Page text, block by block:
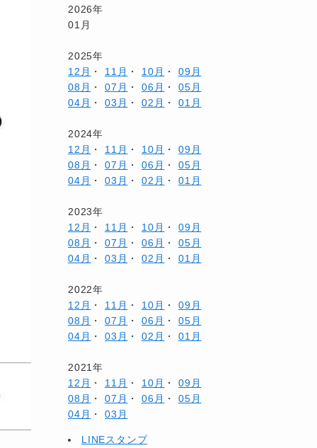
2026年
01月
2025年
12月 ・ 11月 ・ 10月 ・09月
08月 ・07月 ・06月 ・05月
04月 ・03月 ・02月 ・01月
2024年
12月 ・ 11月 ・ 10月 ・09月
08月 ・07月 ・06月 ・05月
04月 ・03月 ・02月 ・01月
2023年
12月 ・ 11月 ・ 10月 ・09月
08月 ・07月 ・06月 ・05月
04月 ・03月 ・02月 ・01月
2022年
12月 ・ 11月 ・ 10月 ・09月
08月 ・07月 ・06月 ・05月
04月 ・03月 ・02月 ・01月
2021年
12月 ・ 11月 ・ 10月 ・09月
08月 ・07月 ・06月 ・05月
04月 ・03月
LINEスタンプ